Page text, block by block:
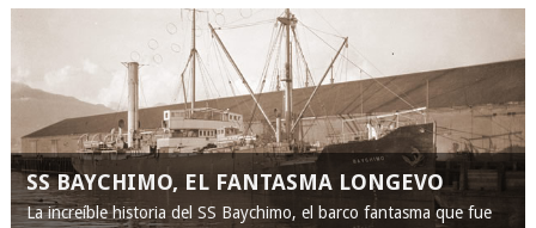
SS BAYCHIMO, EL FANTASMA LONGEVO
La increíble historia del SS Baychimo, el barco fantasma que fue